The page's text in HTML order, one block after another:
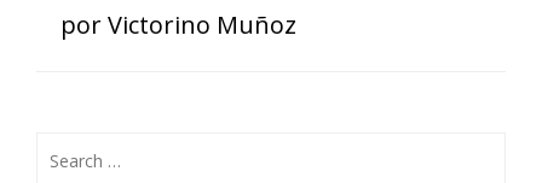
por Victorino Muñoz